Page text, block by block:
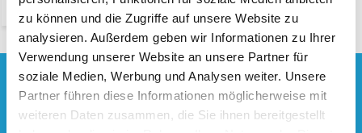
zu können und die Zugriffe auf unsere Website zu
analysieren. Außerdem geben wir Informationen zu Ihrer
Verwendung unserer Website an unsere Partner für
soziale Medien, Werbung und Analysen weiter. Unsere
Partner führen diese Informationen möglicherweise mit
weiteren Daten zusammen, die Sie ihnen bereitgestellt
Brauchen Sie Hilfe?
Kontaktieren Sie unsere
Spezialisten